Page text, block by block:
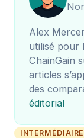
Alex
utilisé pour
ChainGain
articles
des
éditorial
INTERMÉDIAIRE